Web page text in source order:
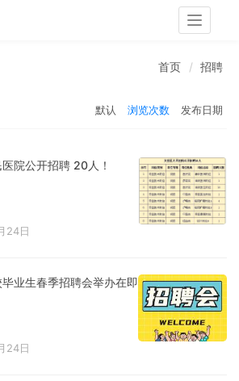
Toggle
首页 招聘
默认 浏览次数 发布日期
院公开招聘 20人！
24日
业生春季招聘会举办在即
24日